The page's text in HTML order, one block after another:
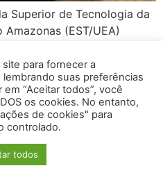
Superior de Tecnologia da
(EST/UEA)
realizado pelo projeto de
(P&D) Academia Stem da
do ensino médio com o
- Todos os Direitos
para fornecer a
suas preferências
“Aceitar todos”, você
os cookies. No entanto,
de cookies" para
controlado.
todos